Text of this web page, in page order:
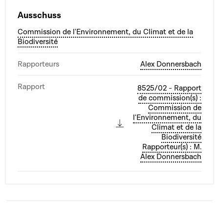
Ausschuss
Commission de l'Environnement, du Climat et de la
Biodiversité
Rapporteurs Alex Donnersbach
Rapport
8525/02 - Rapport
de commission(s) :
Commission de
l'Environnement, du
Climat et de la
Biodiversité
Rapporteur(s) : M.
Alex Donnersbach